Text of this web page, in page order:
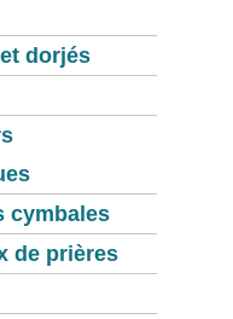
dorjés
cymbales
de prières